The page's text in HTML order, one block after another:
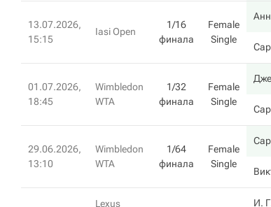
13.07.2026,
15:15
Iasi Open
1/16
финала
Female
Single
01.07.2026,
18:45
Wimbledon
WTA
1/32
финала
Female
Single
29.06.2026,
13:10
Wimbledon
WTA
1/64
финала
Female
Single
Lexus И.